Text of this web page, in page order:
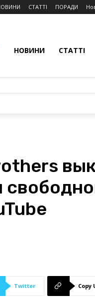
СТАТТІ ПОРАДИ
НОВИНИ СТАТТІ
Twitter Copy